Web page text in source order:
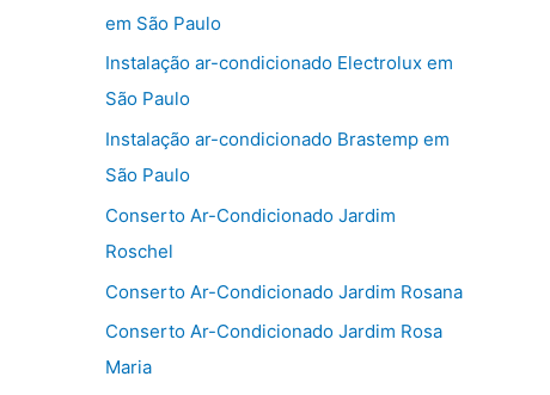
em São Paulo
Instalação ar-condicionado Electrolux em
São Paulo
Instalação ar-condicionado Brastemp em
São Paulo
Conserto Ar-Condicionado Jardim
Roschel
Conserto Ar-Condicionado Jardim Rosana
Conserto Ar-Condicionado Jardim Rosa
Maria